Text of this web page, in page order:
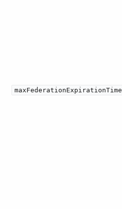
maxFederationExpirationTime